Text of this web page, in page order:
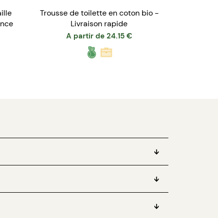
Trousse de toilette en coton bio -
Livraison rapide
A partir de 24.15 €